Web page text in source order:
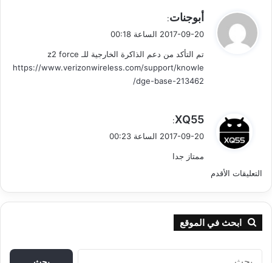
ي
ق
ل
أبوجنات:
2017-09-20 الساعة 00:18
تم التأكد من دعم الذاكرة الخارجية للـ z2 force
https://www.verizonwireless.com/support/knowle
dge-base-213462/
ي
ق
ل
XQ55
:
2017-09-20 الساعة 00:23
ممتاز جدا
ت
ص
فّ
ح
التعليقات الأقدم
ابحث في الموقع